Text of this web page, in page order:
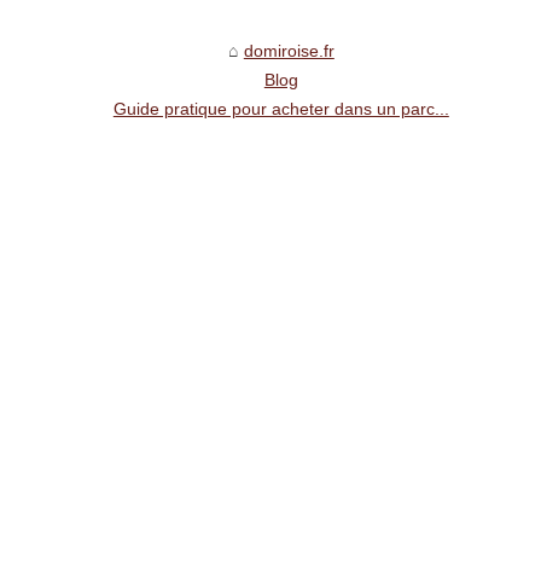
domiroise.fr
Blog
Guide pratique pour acheter dans un parc...